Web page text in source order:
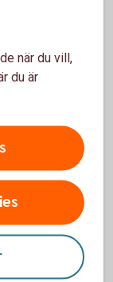
beställa
(pdf)
när du vill,
du är